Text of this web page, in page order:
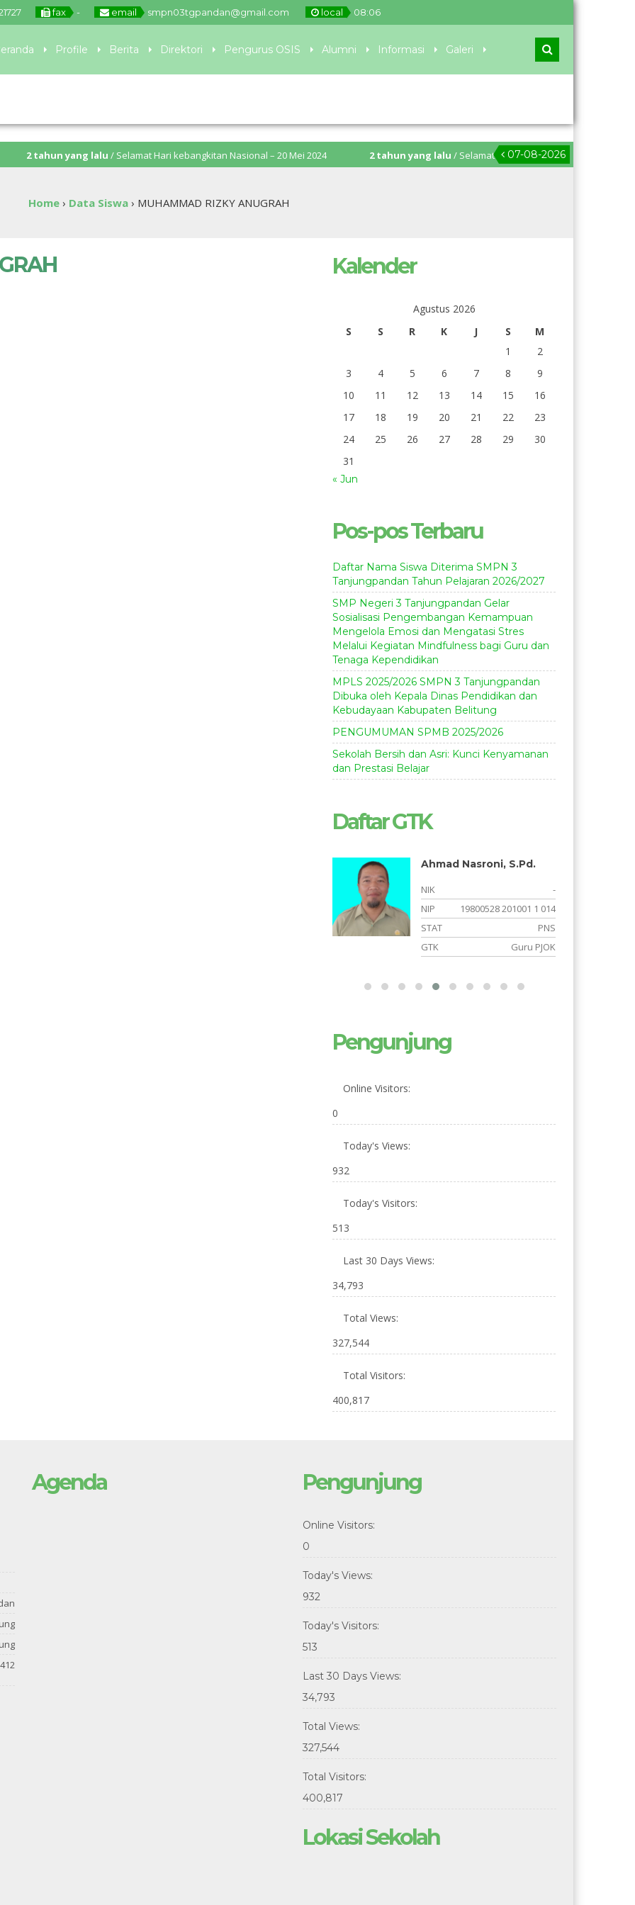
fax - email smpn03tgpandan@gmail.com local 08:06
Profile Berita Direktori Pengurus OSIS Alumni Informasi Galeri
07-08-2026
yang lalu/ Selamat Hari kebangkitan Nasional – 20 Mei 2024 2 tahun yang lalu/ Selamat Hari Pendidikan Nasional – “Bergerak
Home› Data Siswa› MUHAMMAD RIZKY ANUGRAH
Kalender
Agustus 2026
S
S R K J S
M
1
2
3
4 5 6 7 8
9
10
11 12 13 14 15
16
17
18 19 20 21 22
23
24
25 26 27 28 29
30
31
« Jun
Pos-pos Terbaru
Daftar Nama Siswa Diterima SMPN 3
Tanjungpandan Tahun Pelajaran 2026/2027
SMP Negeri 3 Tanjungpandan Gelar
Sosialisasi Pengembangan Kemampuan
Mengelola Emosi dan Mengatasi Stres
Melalui Kegiatan Mindfulness bagi Guru dan
Tenaga Kependidikan
MPLS 2025/2026 SMPN 3 Tanjungpandan
Dibuka oleh Kepala Dinas Pendidikan dan
Kebudayaan Kabupaten Belitung
PENGUMUMAN SPMB 2025/2026
Sekolah Bersih dan Asri: Kunci Kenyamanan
dan Prestasi Belajar
Daftar GTK
Ahmad Nasroni, S.Pd.
NIK
-
NIP
19800528 201001 1 014
STAT
PNS
GTK
Guru PJOK
Pengunjung
Online Visitors:
0
Today's Views:
932
Today's Visitors:
513
Last 30 Days Views:
34,793
Total Views:
327,544
Total Visitors:
400,817
Agenda Pengunjung
Online Visitors:
0
Today's Views:
932
Today's Visitors:
513
Last 30 Days Views:
34,793
Total Views:
327,544
Total Visitors:
400,817
Lokasi Sekolah